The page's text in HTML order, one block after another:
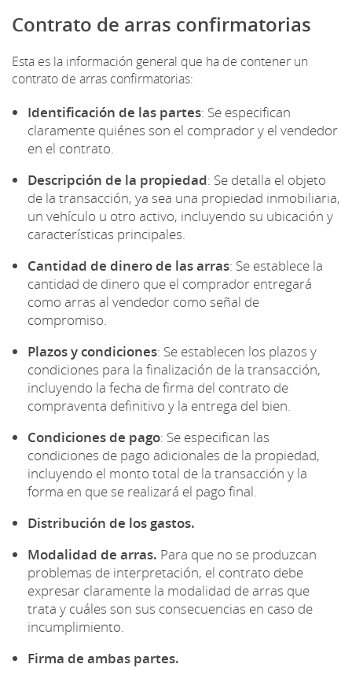
Contrato de arras confirmatorias
Esta es la información general que ha de contener un
contrato de arras confirmatorias:
Identificación de las partes: Se especifican
claramente quiénes son el comprador y el vendedor
en el contrato.
Descripción de la propiedad: Se detalla el objeto
de la transacción, ya sea una propiedad inmobiliaria,
un vehículo u otro activo, incluyendo su ubicación y
características principales.
Cantidad de dinero de las arras: Se establece la
cantidad de dinero que el comprador entregará
como arras al vendedor como señal de
compromiso.
Plazos y condiciones: Se establecen los plazos y
condiciones para la finalización de la transacción,
incluyendo la fecha de firma del contrato de
compraventa definitivo y la entrega del bien.
Condiciones de pago: Se especifican las
condiciones de pago adicionales de la propiedad,
incluyendo el monto total de la transacción y la
forma en que se realizará el pago final.
Distribución de los gastos.
Modalidad de arras. Para que no se produzcan
problemas de interpretación, el contrato debe
expresar claramente la modalidad de arras que
trata y cuáles son sus consecuencias en caso de
incumplimiento.
Firma de ambas partes.